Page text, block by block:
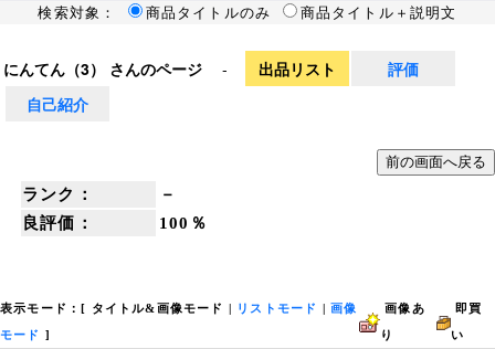
検索対象： 商品タイトルのみ 商品タイトル＋説明文
にんてん（3） さんのページ - 出品リスト
評価
自己紹介
ランク：
－
良評価：
100％
表示モード：[ タイトル&画像モード リストモード |画像
モード ]
画像あ
り
即買
い